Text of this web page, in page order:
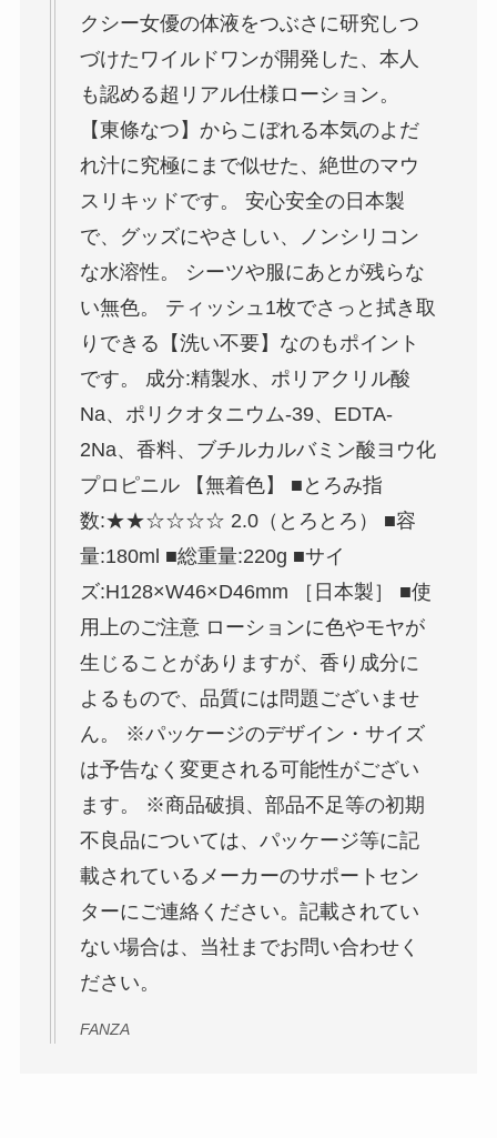
クシー女優の体液をつぶさに研究しつ
づけたワイルドワンが開発した、本人
も認める超リアル仕様ローション。
【東條なつ】からこぼれる本気のよだ
れ汁に究極にまで似せた、絶世のマウ
スリキッドです。 安心安全の日本製
で、グッズにやさしい、ノンシリコン
な水溶性。 シーツや服にあとが残らな
い無色。 ティッシュ1枚でさっと拭き取
りできる【洗い不要】なのもポイント
です。 成分:精製水、ポリアクリル酸
Na、ポリクオタニウム-39、EDTA-
2Na、香料、ブチルカルバミン酸ヨウ化
プロピニル 【無着色】 ■とろみ指
数:★★☆☆☆☆ 2.0（とろとろ） ■容
量:180ml ■総重量:220g ■サイ
ズ:H128×W46×D46mm ［日本製］ ■使
用上のご注意 ローションに色やモヤが
生じることがありますが、香り成分に
よるもので、品質には問題ございませ
ん。 ※パッケージのデザイン・サイズ
は予告なく変更される可能性がござい
ます。 ※商品破損、部品不足等の初期
不良品については、パッケージ等に記
載されているメーカーのサポートセン
ターにご連絡ください。記載されてい
ない場合は、当社までお問い合わせく
ださい。
FANZA